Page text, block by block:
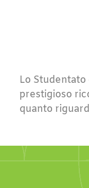
Lo Studentato
prestigioso
quanto